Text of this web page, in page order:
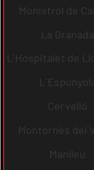
Monistrol de
La Granada
L´Hospitalet de
Cervelló
Montornès del
Manlleu